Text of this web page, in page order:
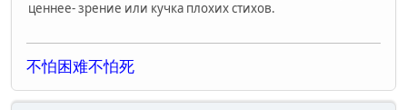
ценнее- зрение или кучка плохих стихов.
不怕困难不怕死